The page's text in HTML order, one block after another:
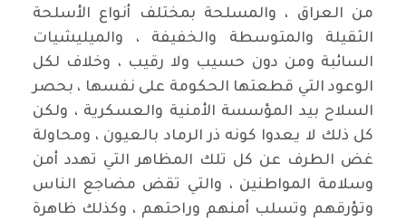
من العراق ، والمسلحة بمختلف أنواع الأسلحة
الثقيلة والمتوسطة والخفيفة ، والميليشيات
السائبة ومن دون حسيب ولا رقيب ، وخلاف لكل
الوعود التي قطعتها الحكومة على نفسها ، بحصر
السلاح بيد المؤسسة الأمنية والعسكرية ، ولكن
كل ذلك لا يعدوا كونه ذر الرماد بالعيون ، ومحاولة
غض الطرف عن كل تلك المظاهر التي تهدد أمن
وسلامة المواطنين ، والتي تقض مضاجع الناس
وتؤرقهم وتسلب أمنهم وراحتهم ، وكذلك ظاهرة